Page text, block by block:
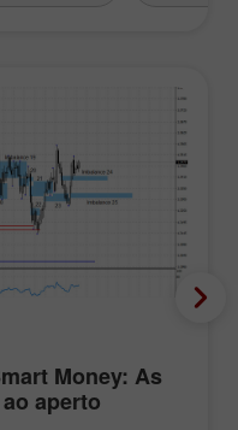
Money: As
aperto